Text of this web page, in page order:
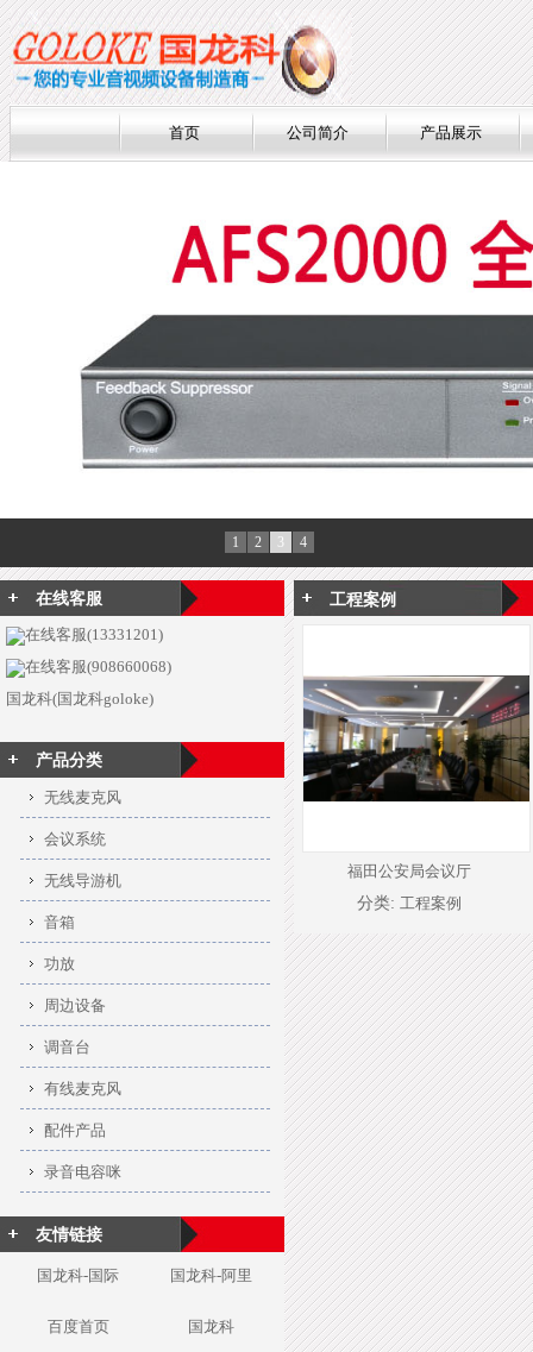
首页 公司简介 产品展示
1 2 3 4
在线客服
在线客服(13331201)
在线客服(908660068)
国龙科(国龙科goloke)
产品分类
无线麦克风
会议系统
无线导游机
音箱
功放
周边设备
调音台
有线麦克风
配件产品
录音电容咪
友情链接
国龙科-国际 国龙科-阿里
百度首页 国龙科
工程案例
福田公安局会议厅
分类: 工程案例